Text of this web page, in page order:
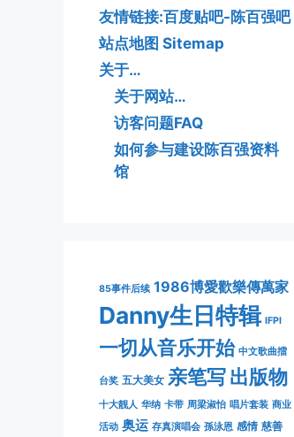
友情链接:百度贴吧-陈百强吧
站点地图 Sitemap
关于…
关于网站…
访客问题FAQ
如何参与建设陈百强资料
馆
85事件后续 1986博愛歡樂傳萬家
Danny生日特辑 IFPI
一切从音乐开始 中文歌曲擂
台奖 五大美女 亲笔写出版物
十大靓人 华纳 卡带 周梁淑怡 唱片套装 商业
活动 奥运 存真演唱会 孫泳恩 感情 慈善